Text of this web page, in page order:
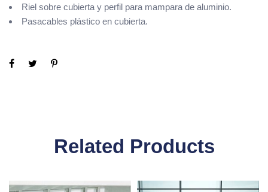
Riel sobre cubierta y perfil para mampara de aluminio.
Pasacables plástico en cubierta.
Related Products